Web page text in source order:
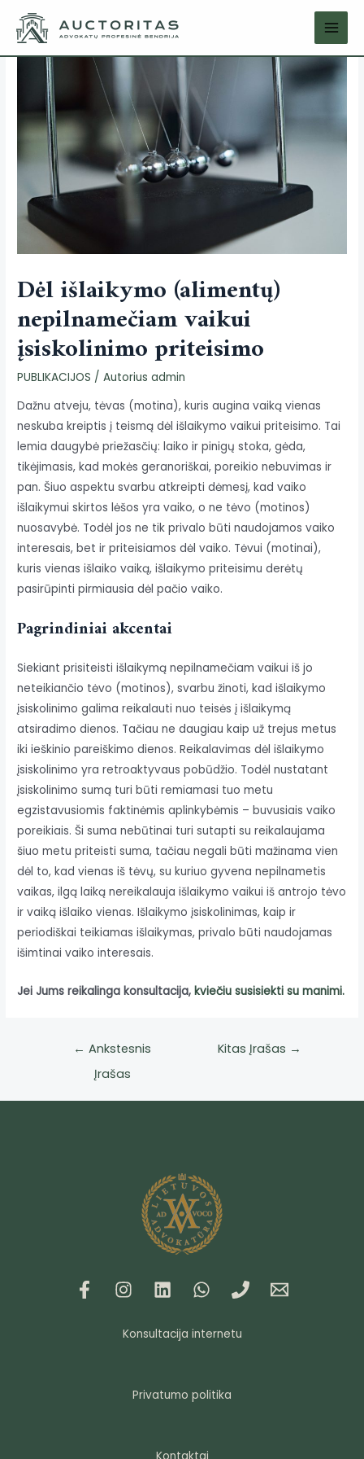
Dėl išlaikymo (alimentų)
nepilnamečiam vaikui
įsiskolinimo priteisimo
PUBLIKACIJOS / Autorius admin
Dažnu atveju, tėvas (motina), kuris augina vaiką vienas
neskuba kreiptis į teismą dėl išlaikymo vaikui priteisimo. Tai
lemia daugybė priežasčių: laiko ir pinigų stoka, gėda,
tikėjimasis, kad mokės geranoriškai, poreikio nebuvimas ir
pan. Šiuo aspektu svarbu atkreipti dėmesį, kad vaiko
išlaikymui skirtos lėšos yra vaiko, o ne tėvo (motinos)
nuosavybė. Todėl jos ne tik privalo būti naudojamos vaiko
interesais, bet ir priteisiamos dėl vaiko. Tėvui (motinai),
kuris vienas išlaiko vaiką, išlaikymo priteisimu derėtų
pasirūpinti pirmiausia dėl pačio vaiko.
Pagrindiniai akcentai
Siekiant prisiteisti išlaikymą nepilnamečiam vaikui iš jo
neteikiančio tėvo (motinos), svarbu žinoti, kad išlaikymo
įsiskolinimo galima reikalauti nuo teisės į išlaikymą
atsiradimo dienos. Tačiau ne daugiau kaip už trejus metus
iki ieškinio pareiškimo dienos. Reikalavimas dėl išlaikymo
įsiskolinimo yra retroaktyvaus pobūdžio. Todėl nustatant
įsiskolinimo sumą turi būti remiamasi tuo metu
egzistavusiomis faktinėmis aplinkybėmis – buvusiais vaiko
poreikiais. Ši suma nebūtinai turi sutapti su reikalaujama
šiuo metu priteisti suma, tačiau negali būti mažinama vien
dėl to, kad vienas iš tėvų, su kuriuo gyvena nepilnametis
vaikas, ilgą laiką nereikalauja išlaikymo vaikui iš antrojo tėvo
ir vaiką išlaiko vienas. Išlaikymo įsiskolinimas, kaip ir
periodiškai teikiamas išlaikymas, privalo būti naudojamas
išimtinai vaiko interesais.
Jei Jums reikalinga konsultacija,kviečiu susisiekti su manimi.
← Ankstesnis
Įrašas
Kitas Įrašas →
Konsultacija internetu
Privatumo politika